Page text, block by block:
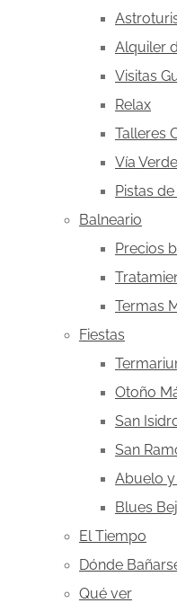
Alquiler
Visitas
Relax
Talleres
Vía Verde
Pistas
Balneario
Precios
Termas
Fiestas
Otoño
San
San
Abuelo
Blues
El Tiempo
Dónde
Qué ver